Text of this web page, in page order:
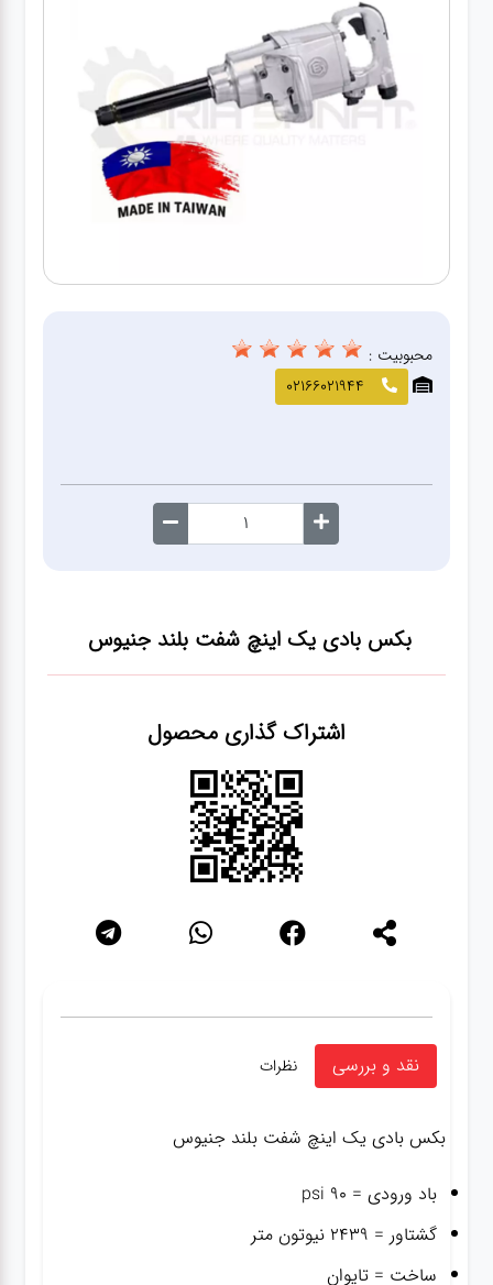
دیاگ
صافکاری
و نقاشی
کارواش
معاینه
فنی
بکس بادی یک اینچ شفت بلند جنیوس
اشتراک گذاری محصول
محبوبیت :
02166021944
نقد و بررسی نظرات
بکس بادی یک اینچ شفت بلند جنیوس
باد ورودی = ۹۰ psi
گشتاور = ۲۴۳۹ نیوتون متر
ساخت = تایوان